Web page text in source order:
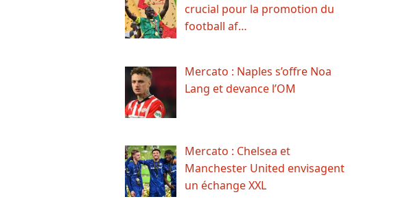
crucial pour la promotion du
football af…
Mercato : Naples s’offre Noa
Lang et devance l’OM
Mercato : Chelsea et
Manchester United envisagent
un échange XXL